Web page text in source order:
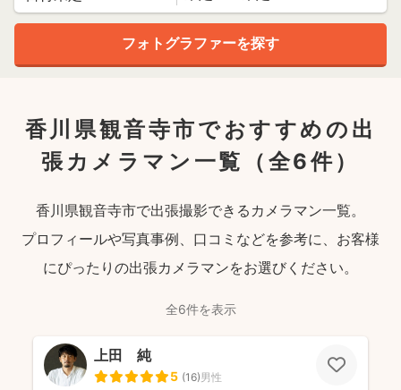
香川県観音寺市でおすすめの出
張カメラマン一覧
（全6件）
香川県観音寺市で出張撮影できるカメラマン一覧。
プロフィールや写真事例、口コミなどを参考に、お客様
にぴったりの出張カメラマンをお選びください。
全6件を表示
上田 純
5 (16)男性